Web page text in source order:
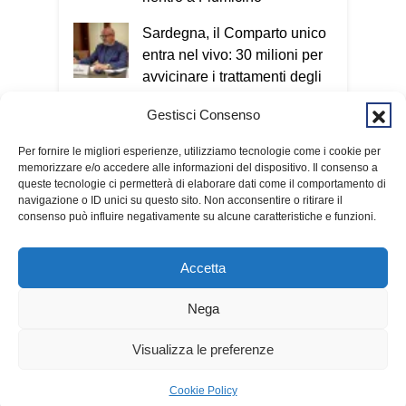
Gestisci Consenso
Per fornire le migliori esperienze, utilizziamo tecnologie come i cookie per
memorizzare e/o accedere alle informazioni del dispositivo. Il consenso a
queste tecnologie ci permetterà di elaborare dati come il comportamento di
navigazione o ID unici su questo sito. Non acconsentire o ritirare il
consenso può influire negativamente su alcune caratteristiche e funzioni.
Accetta
Nega
Visualizza le preferenze
Cookie Policy
termini tecnici, perché quello che conta
è capire il meccanismo: qualunque sia il
metodo utilizzato, l’obiettivo è sempre
entrare nella nostra vita e ottenere
denaro o informazioni personali. Per
gratuitamente il Vademecum dal sito
www.infotruffe.com, a condividerlo e a
parlarne con i propri familiari. Una
comunità informata è una comunità che
più fragili. Qui l’intervista a Radio
Facebook X
WhatsApp LinkedIn
Sardegna, il Comparto unico
entra nel vivo: 30 milioni per
avvicinare i trattamenti degli
bastonate in viale
Sant’Avendrace
© 2026 Fondazione Kalaritana Media